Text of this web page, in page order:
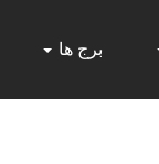
برج ها